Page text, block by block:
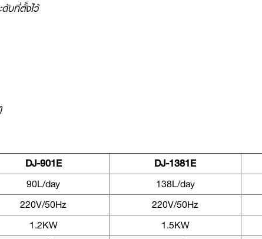
บที่ตั้งไว้
DJ-901E DJ-1381E
90L/day 138L/day
220V/50Hz 220V/50Hz
1.2KW 1.5KW